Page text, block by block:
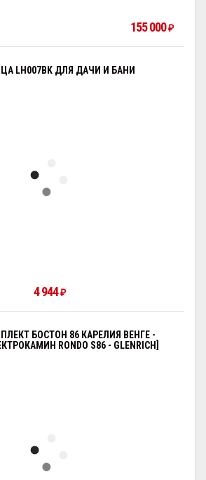
155 000₽
LH007BK ДЛЯ ДАЧИ И БАНИ
4 944₽
БОСТОН 86 КАРЕЛИЯ ВЕНГЕ -
RONDO S86 - GLENRICH]